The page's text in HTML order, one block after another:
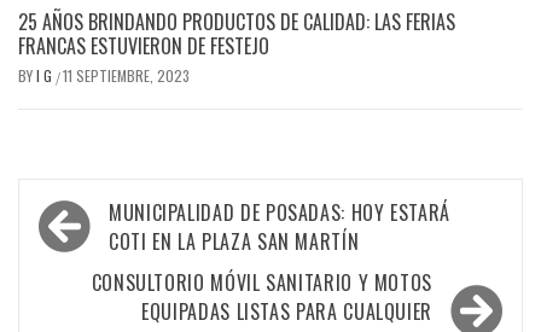
25 AÑOS BRINDANDO PRODUCTOS DE CALIDAD: LAS FERIAS
FRANCAS ESTUVIERON DE FESTEJO
BYI G /11 SEPTIEMBRE, 2023
Navegación
de
entradas
MUNICIPALIDAD DE POSADAS: HOY ESTARÁ
COTI EN LA PLAZA SAN MARTÍN
CONSULTORIO MÓVIL SANITARIO Y MOTOS
EQUIPADAS LISTAS PARA CUALQUIER